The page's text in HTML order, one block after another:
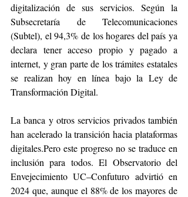
digitalización de sus servicios. Según la
Subsecretaría de Telecomunicaciones
(Subtel), el 94,3% de los hogares del país ya
declara tener acceso propio y pagado a
internet, y gran parte de los trámites estatales
se realizan hoy en línea bajo la Ley de
Transformación Digital.
La banca y otros servicios privados también
han acelerado la transición hacia plataformas
digitales.Pero este progreso no se traduce en
inclusión para todos. El Observatorio del
Envejecimiento UC–Confuturo advirtió en
2024 que, aunque el 88% de los mayores de